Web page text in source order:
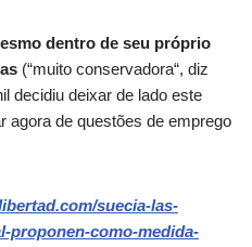
dentro de seu próprio
(“muito conservadora“, diz
decidiu deixar de lado este
agora de questões de emprego
suecia-las-
proponen-como-medida-